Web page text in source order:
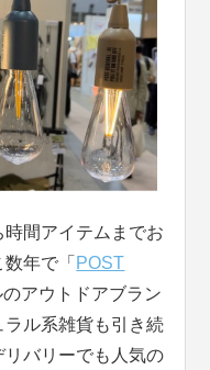
間アイテムまでお
数年で「 POST
アウトドアブラン
ラル系雑貨も引き続
バリーでも人気の